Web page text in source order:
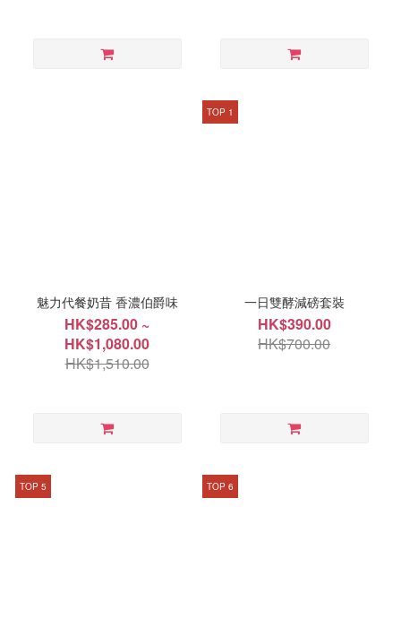
魅力代餐奶昔 香濃伯爵味
HK$285.00 ~
HK$1,080.00
HK$1,510.00
TOP 1
一日雙酵減磅套裝
HK$390.00
HK$700.00
TOP 5 TOP 6